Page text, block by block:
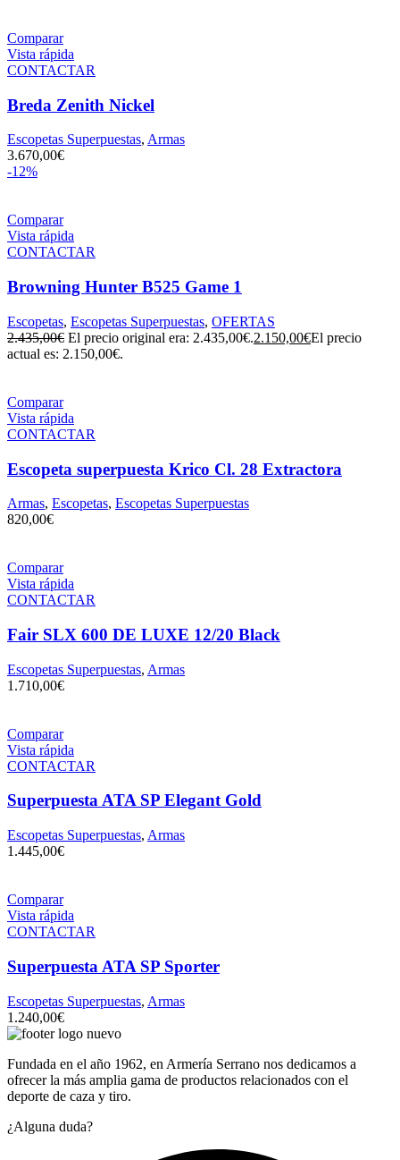
Comparar
Vista rápida
CONTACTAR
Breda Zenith Nickel
Escopetas Superpuestas, Armas
3.670,00€
-12%
Comparar
Vista rápida
CONTACTAR
Browning Hunter B525 Game 1
Escopetas, Escopetas Superpuestas, OFERTAS
2.435,00€ El precio original era: 2.435,00€.2.150,00€El precio
actual es: 2.150,00€.
Comparar
Vista rápida
CONTACTAR
Escopeta superpuesta Krico Cl. 28 Extractora
Armas, Escopetas, Escopetas Superpuestas
820,00€
Comparar
Vista rápida
CONTACTAR
Fair SLX 600 DE LUXE 12/20 Black
Escopetas Superpuestas, Armas
1.710,00€
Comparar
Vista rápida
CONTACTAR
Superpuesta ATA SP Elegant Gold
Escopetas Superpuestas, Armas
1.445,00€
Comparar
Vista rápida
CONTACTAR
Superpuesta ATA SP Sporter
Escopetas Superpuestas, Armas
1.240,00€
Fundada en el año 1962, en Armería Serrano nos dedicamos a
ofrecer la más amplia gama de productos relacionados con el
deporte de caza y tiro.
¿Alguna duda?